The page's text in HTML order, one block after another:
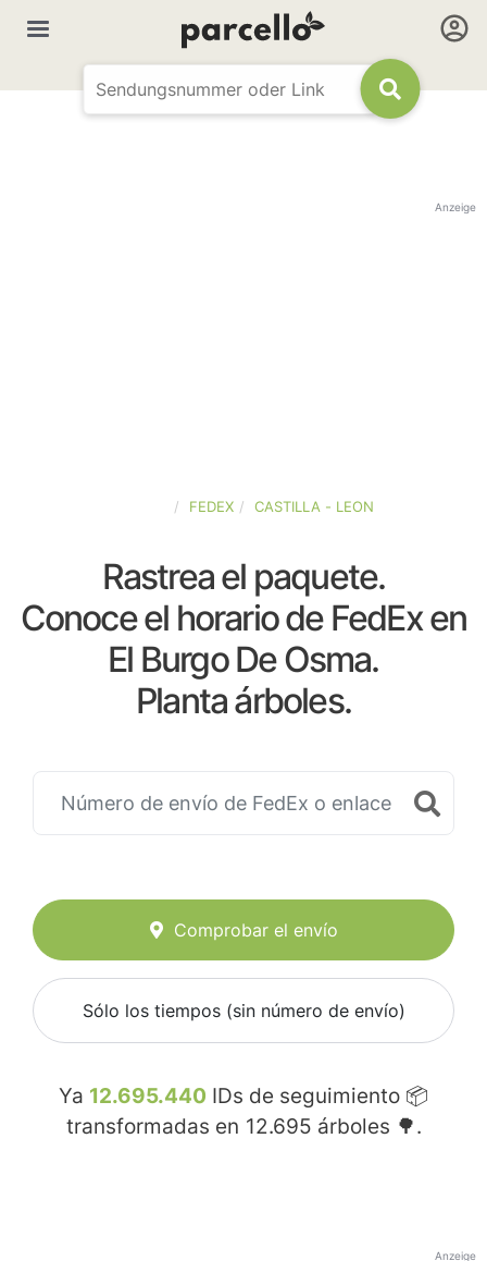
Anzeige
FEDEX CASTILLA - LEON
Rastrea el paquete.
Conoce el horario de FedEx en
El Burgo De Osma.
Planta árboles.
Comprobar el envío
Sólo los tiempos (sin número de envío)
Ya 12.695.440 IDs de seguimiento 📦
transformadas en 12.695 árboles 🌳.
Anzeige